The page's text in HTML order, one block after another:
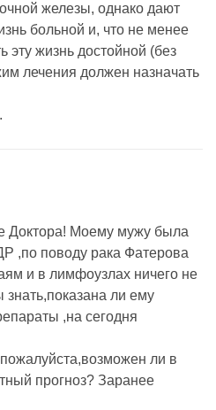
железы, однако дают
больной и, что не менее
эту жизнь достойной (без
лечения должен назначать
Доктора! Моему мужу была
,по поводу рака Фатерова
и в лимфоузлах ничего не
ли ему
,на сегодня
ли в
прогноз? Заранее